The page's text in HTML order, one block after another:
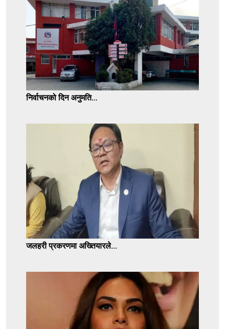
निर्वाचनको दिन अनुमति...
जलहरी प्रकरणमा अख्तियारले...